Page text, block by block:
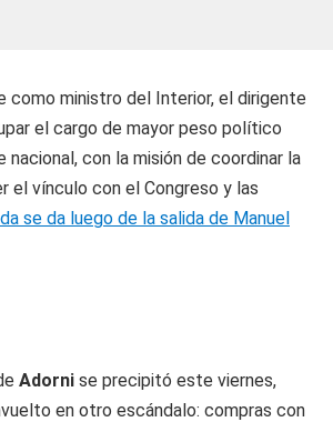
como ministro del Interior, el dirigente
el cargo de mayor peso político
con la misión de coordinar la
el vínculo con el Congreso y las
se da luego de la salida de Manuel
Adorni se precipitó este viernes,
en otro escándalo: compras con